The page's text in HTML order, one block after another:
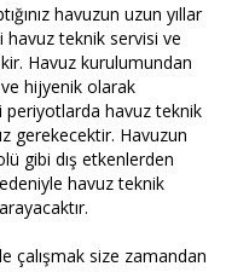
havuzun uzun yıllar
havuz teknik servisi ve
Havuz kurulumundan
hijyenik olarak
periyotlarda havuz teknik
gerekecektir. Havuzun
gibi dış etkenlerden
havuz teknik
çalışmak size zamandan